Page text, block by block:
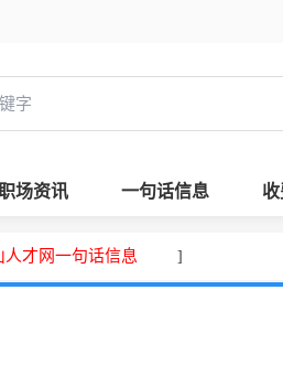
场资讯 一句话信息
人才网一句话信息 ]